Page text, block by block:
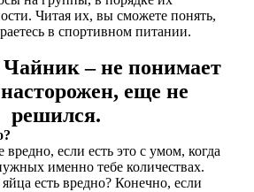
Читая их, вы сможете понять,
в спортивном питании.
– не понимает
еще не
решился.
вредно, если есть это с умом, когда
именно тебе количествах.
есть вредно? Конечно, если